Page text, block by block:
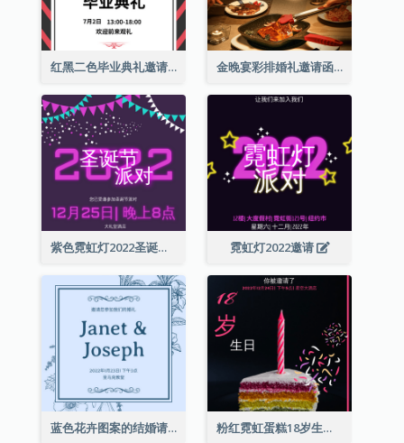
红黑二色毕业典礼邀请函 金晚宴彩排婚礼邀请函
紫色霓虹灯2022圣诞晚会邀请函 霓虹灯2022邀请
蓝色花卉图案的结婚请柬 粉红霓虹蛋糕18岁生日请柬